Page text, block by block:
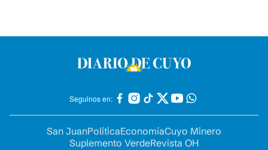
Seguinos en:
San JuanPolíticaEconomíaCuyo Minero
Suplemento VerdeRevista OH